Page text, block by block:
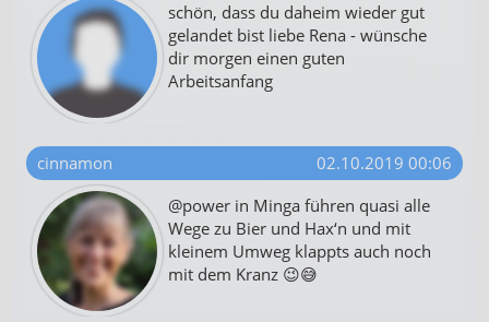
schön, dass du daheim wieder gut
gelandet bist liebe Rena - wünsche
dir morgen einen guten
Arbeitsanfang
cinnamon
02.10.2019 00:06
@power in Minga führen quasi alle
Wege zu Bier und Hax‘n und mit
kleinem Umweg klappts auch noch
mit dem Kranz 😉😅